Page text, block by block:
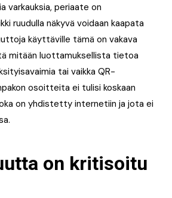
varkauksia, periaate on
ruudulla näkyvä voidaan kaapata
käyttäville tämä on vakava
mitään luottamuksellista tietoa
tai vaikka QR-
osoitteita ei tulisi koskaan
on yhdistetty internetiin ja jota ei
on kritisoitu